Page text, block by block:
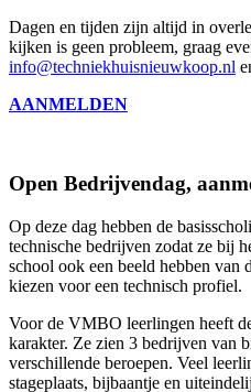
Dagen en tijden zijn altijd in
kijken is geen probleem, graag
info@techniekhuisnieuwkoop.nl
AANMELDEN
Open Bedrijvendag,
Op deze dag hebben de
technische bedrijven zodat ze bij
school ook een beeld hebben van
kiezen voor een technisch profiel.
Voor de VMBO leerlingen heeft
karakter. Ze zien 3 bedrijven van
verschillende beroepen. Veel
stageplaats, bijbaantje en